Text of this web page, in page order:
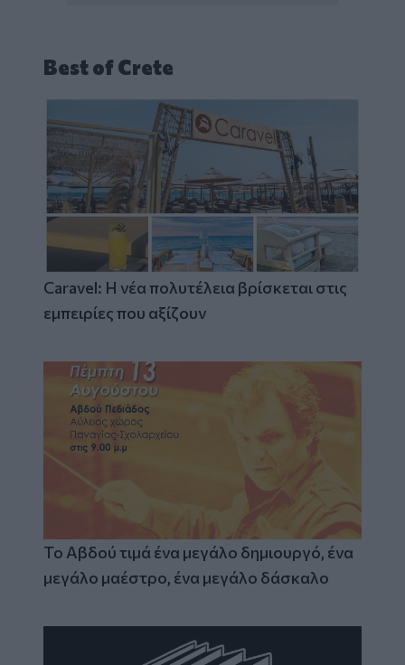
Best of Crete
Caravel: Η νέα πολυτέλεια βρίσκεται στις
εμπειρίες που αξίζουν
Το Αβδού τιμά ένα μεγάλο δημιουργό, ένα
μεγάλο μαέστρο, ένα μεγάλο δάσκαλο